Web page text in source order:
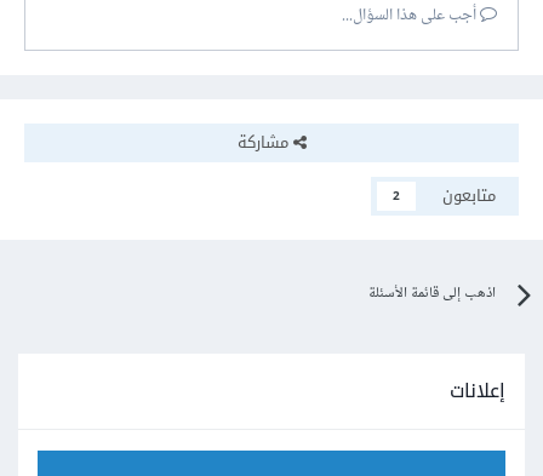
أجب على هذا السؤال...
مشاركة
متابعون
2
اذهب إلى قائمة الأسئلة
إعلانات